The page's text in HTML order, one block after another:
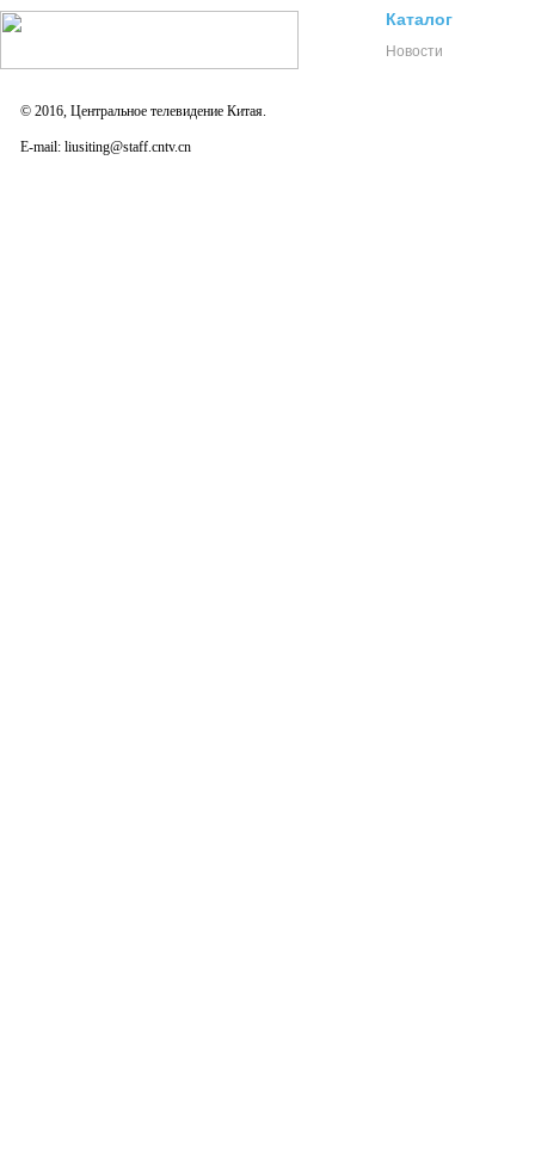
© 2016, Центральное телевидение Китая.
E-mail: liusiting@staff.cntv.cn
Каталог
Новости